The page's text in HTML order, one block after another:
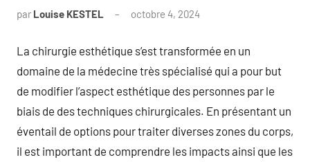
par Louise KESTEL octobre 4, 2024
La chirurgie esthétique s’est transformée en un
domaine de la médecine très spécialisé qui a pour but
de modifier l’aspect esthétique des personnes par le
biais de des techniques chirurgicales. En présentant un
éventail de options pour traiter diverses zones du corps,
il est important de comprendre les impacts ainsi que les